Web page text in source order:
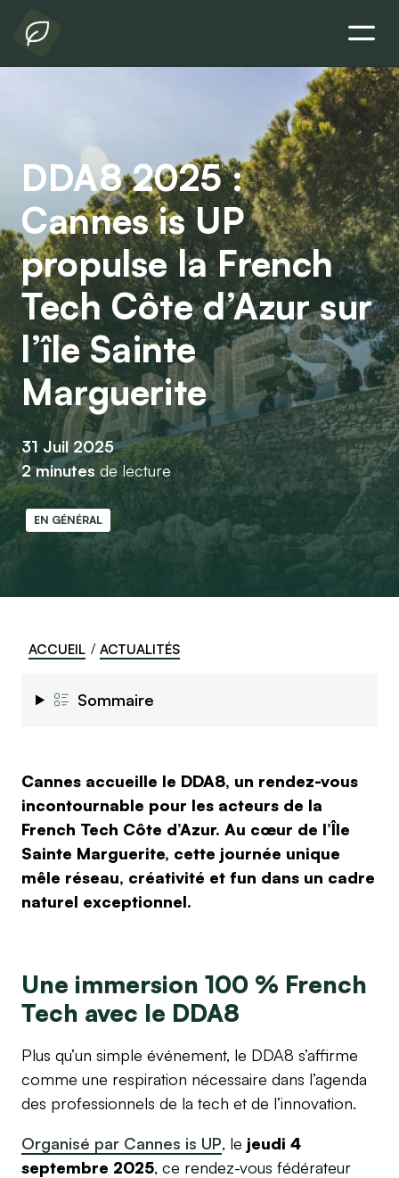
DDA8 2025 :
Cannes is UP
propulse la French
Tech Côte d’Azur sur
l’île Sainte
Marguerite
31 Juil 2025
2 minutesde lecture
EN GÉNÉRAL
ACCUEIL ACTUALITÉS
Sommaire
Cannes accueille le DDA8, un rendez-vous
incontournable pour les acteurs de la
French Tech Côte d’Azur. Au cœur de l’Île
Sainte Marguerite, cette journée unique
mêle réseau, créativité et fun dans un cadre
naturel exceptionnel.
Une immersion 100 % French
Tech avec le DDA8
Plus qu’un simple événement, le DDA8 s’affirme
comme une respiration nécessaire dans l’agenda
des professionnels de la tech et de l’innovation.
Organisé par Cannes is UP, le jeudi 4
septembre 2025, ce rendez-vous fédérateur